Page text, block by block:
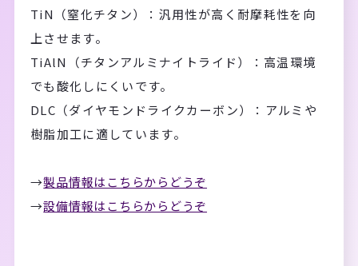
TiN（窒化チタン）：汎用性が高く耐摩耗性を向
上させます。
TiAlN（チタンアルミナイトライド）：高温環境
でも酸化しにくいです。
DLC（ダイヤモンドライクカーボン）：アルミや
樹脂加工に適しています。
→製品情報はこちらからどうぞ
→設備情報はこちらからどうぞ